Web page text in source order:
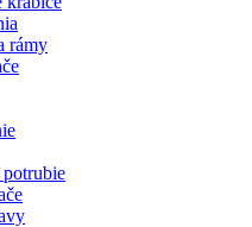
rámy
potrubie